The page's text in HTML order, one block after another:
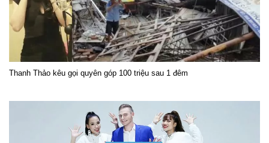
Thanh Thảo kêu gọi quyên góp 100 triệu sau 1 đêm